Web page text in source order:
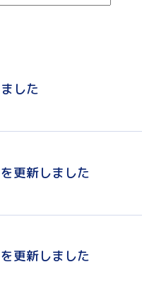
した
更新しました
更新しました